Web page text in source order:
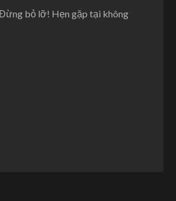
bỏ lỡ! Hẹn gặp tại không